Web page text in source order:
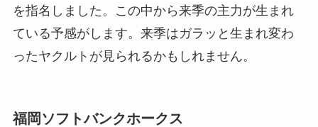
を指名しました。この中から来季の主力が生まれ
ている予感がします。来季はガラッと生まれ変わ
ったヤクルトが見られるかもしれません。
福岡ソフトバンクホークス